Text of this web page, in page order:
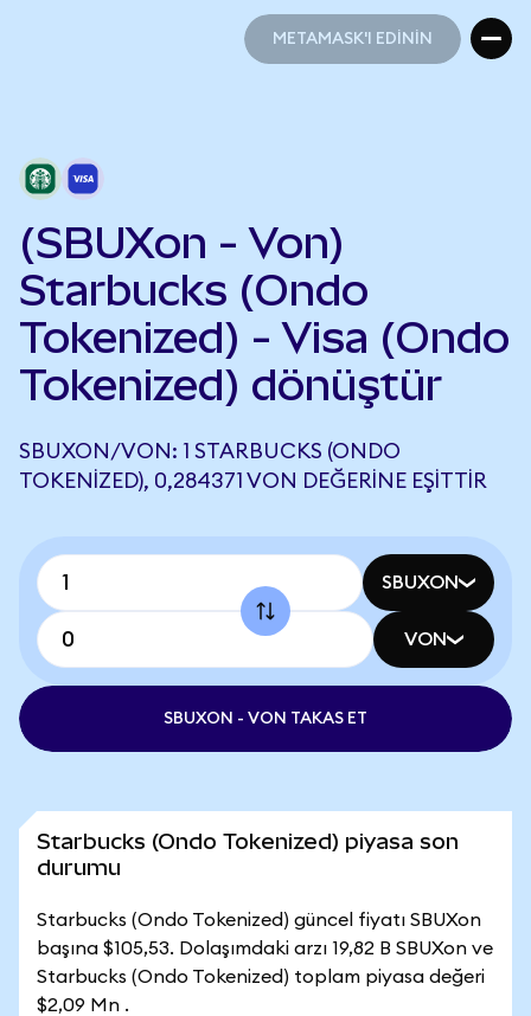
METAMASK'I EDİNİN
(SBUXon - Von)
Starbucks (Ondo
Tokenized) - Visa (Ondo
Tokenized) dönüştür
SBUXON/VON: 1 STARBUCKS (ONDO
TOKENIZED), 0,284371 VON DEĞERINE EŞITTIR
SBUXON
VON
SBUXON - VON TAKAS ET
Starbucks (Ondo Tokenized) piyasa son
durumu
Starbucks (Ondo Tokenized) güncel fiyatı SBUXon
başına $105,53. Dolaşımdaki arzı 19,82 B SBUXon ve
Starbucks (Ondo Tokenized) toplam piyasa değeri
$2,09 Mn .